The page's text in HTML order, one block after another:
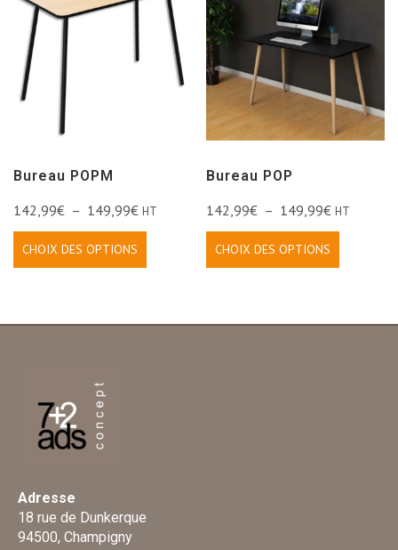
Bureau POPM
142,99€ – 149,99€ HT
CHOIX DES OPTIONS
Bureau POP
142,99€ – 149,99€ HT
CHOIX DES OPTIONS
Adresse
18 rue de Dunkerque
94500, Champigny